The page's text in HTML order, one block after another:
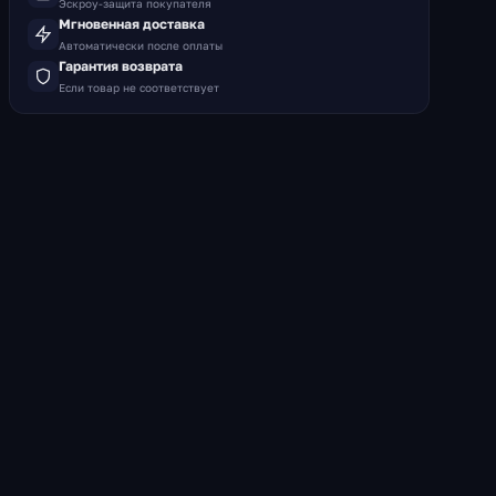
Эскроу-защита покупателя
Мгновенная доставка
Автоматически после оплаты
Гарантия возврата
Если товар не соответствует